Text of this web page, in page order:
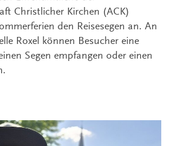
Christlicher Kirchen (ACK)
den Reisesegen an. An
Roxel können Besucher eine
Segen empfangen oder einen